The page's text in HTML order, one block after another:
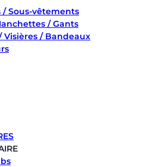
/ Sous-vêtements
/ Gants
Visières / Bandeaux